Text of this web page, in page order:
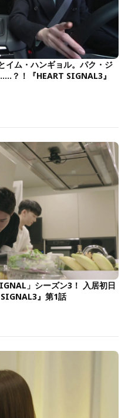
イム・ハンギョル。パク・ジ
？！『HEART SIGNAL3』
」シーズン3！ 入居初日
』第1話